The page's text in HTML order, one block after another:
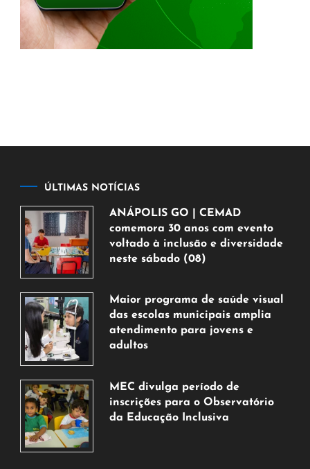
ÚLTIMAS NOTÍCIAS
ANÁPOLIS GO | CEMAD
comemora 30 anos com evento
voltado à inclusão e diversidade
neste sábado (08)
de
agosto
de
2026
Maior programa de saúde visual
das escolas municipais amplia
atendimento para jovens e
adultos
de
agosto
de
MEC divulga período de
inscrições para o Observatório
da Educação Inclusiva